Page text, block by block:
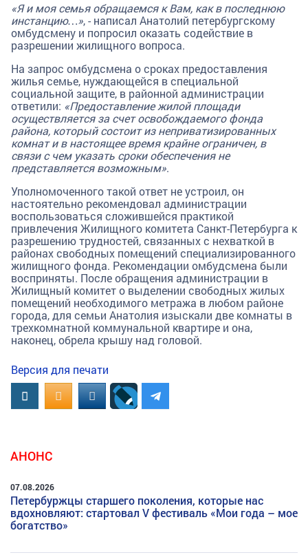
«Я и моя семья обращаемся к Вам, как в последнюю
инстанцию…», - написал Анатолий петербургскому
омбудсмену и попросил оказать содействие в
разрешении жилищного вопроса.
На запрос омбудсмена о сроках предоставления
жилья семье, нуждающейся в специальной
социальной защите, в районной администрации
ответили: «Предоставление жилой площади
осуществляется за счет освобождаемого фонда
района, который состоит из неприватизированных
комнат и в настоящее время крайне ограничен, в
связи с чем указать сроки обеспечения не
представляется возможным».
Уполномоченного такой ответ не устроил, он
настоятельно рекомендовал администрации
воспользоваться сложившейся практикой
привлечения Жилищного комитета Санкт-Петербурга к
разрешению трудностей, связанных с нехваткой в
районах свободных помещений специализированного
жилищного фонда. Рекомендации омбудсмена были
восприняты. После обращения администрации в
Жилищный комитет о выделении свободных жилых
помещений необходимого метража в любом районе
города, для семьи Анатолия изыскали две комнаты в
трехкомнатной коммунальной квартире и она,
наконец, обрела крышу над головой.
Версия для печати
ВконтактеOK.RUMAIL.RU
АНОНС
07.08.2026
Петербуржцы старшего поколения, которые нас
вдохновляют: стартовал V фестиваль «Мои года – мое
богатство»